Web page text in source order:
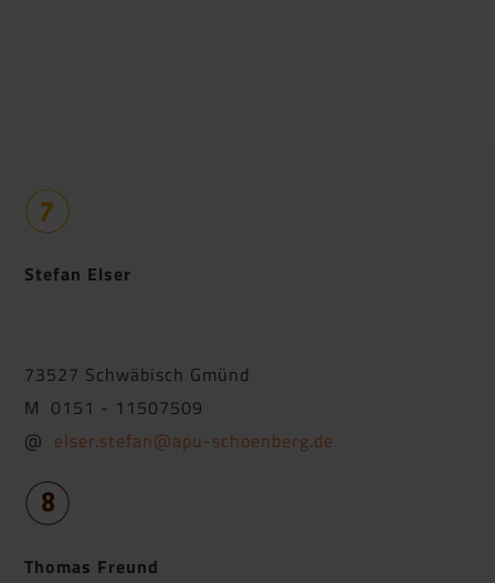
Stefan Elser
73527 Schwäbisch Gmünd
M 0151 - 11507509
@ elser.stefan@apu-schoenberg.de
Thomas Freund